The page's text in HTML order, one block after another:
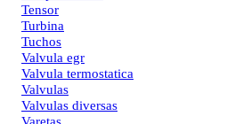
Tensor
Turbina
Tuchos
Valvula egr
Valvula termostatica
Valvulas
Valvulas diversas